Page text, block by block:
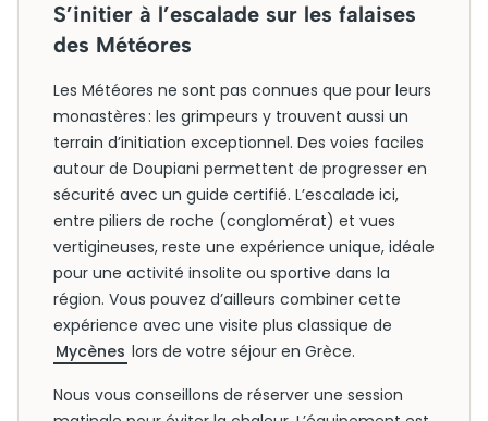
S’initier à l’escalade sur les falaises
des Météores
Les Météores ne sont pas connues que pour leurs
monastères : les grimpeurs y trouvent aussi un
terrain d’initiation exceptionnel. Des voies faciles
autour de Doupiani permettent de progresser en
sécurité avec un guide certifié. L’escalade ici,
entre piliers de roche (conglomérat) et vues
vertigineuses, reste une expérience unique, idéale
pour une activité insolite ou sportive dans la
région. Vous pouvez d’ailleurs combiner cette
expérience avec une visite plus classique de
Mycènes lors de votre séjour en Grèce.
Nous vous conseillons de réserver une session